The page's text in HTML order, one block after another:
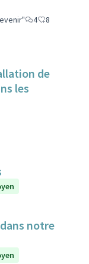
4
8
de
les
notre